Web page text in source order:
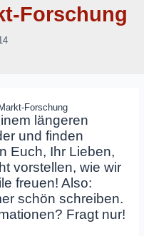
Forschung
Forschung
längeren
und finden
Euch, Ihr Lieben,
vorstellen, wie wir
freuen! Also:
schön schreiben.
Fragt nur!